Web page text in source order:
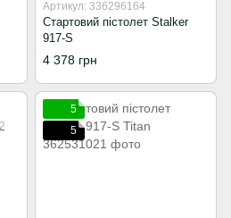
Артикул: 336296164
Стартовий пістолет Stalker
917-S
4 378 грн
5
5